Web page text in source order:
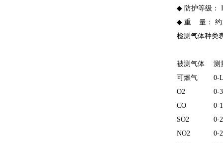
◆ 防护等级：
◆ 重 量： 约
检测气体种类
被测气体
测
可燃气
0-
O2
0-
CO
0-
SO2
0-
NO2
0-